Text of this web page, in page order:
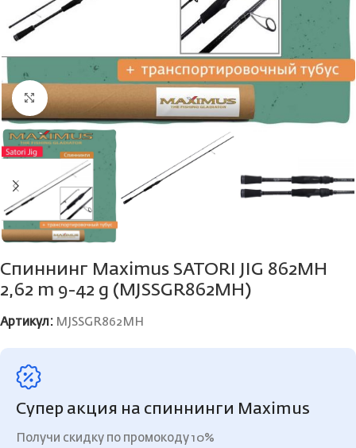
Нажмите, чтобы увеличить
Спиннинг Maximus SATORI JIG 862MH
2,62 m 9-42 g (MJSSGR862MH)
Артикул: MJSSGR862MH
Супер акция на спиннинги Maximus
Получи скидку по промокоду 10%